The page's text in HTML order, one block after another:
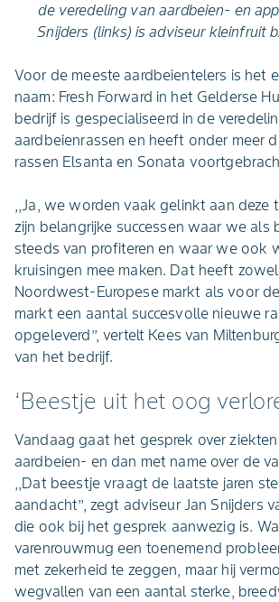
de veredeling van aardbeien- en
Snijders (links) is adviseur kleinfruit
Voor de meeste aardbeientelers is het
naam: Fresh Forward in het Gelderse
bedrijf is gespecialiseerd in de
aardbeienrassen en heeft onder meer
rassen Elsanta en Sonata
,,Ja, we worden vaak gelinkt aan deze
zijn belangrijke successen waar we als
steeds van profiteren en waar we ook
kruisingen mee maken. Dat heeft
Noordwest-Europese markt als voor
markt een aantal succesvolle nieuwe
opgeleverd’’, vertelt Kees van
van het bedrijf.
‘Beestje uit het oog
Vandaag gaat het gesprek over
aardbeien- en dan met name over de
,,Dat beestje vraagt de laatste jaren
aandacht’’, zegt adviseur Jan Snijders
die ook bij het gesprek aanwezig is.
varenrouwmug een toenemend
met zekerheid te zeggen, maar hij
wegvallen van een aantal sterke,